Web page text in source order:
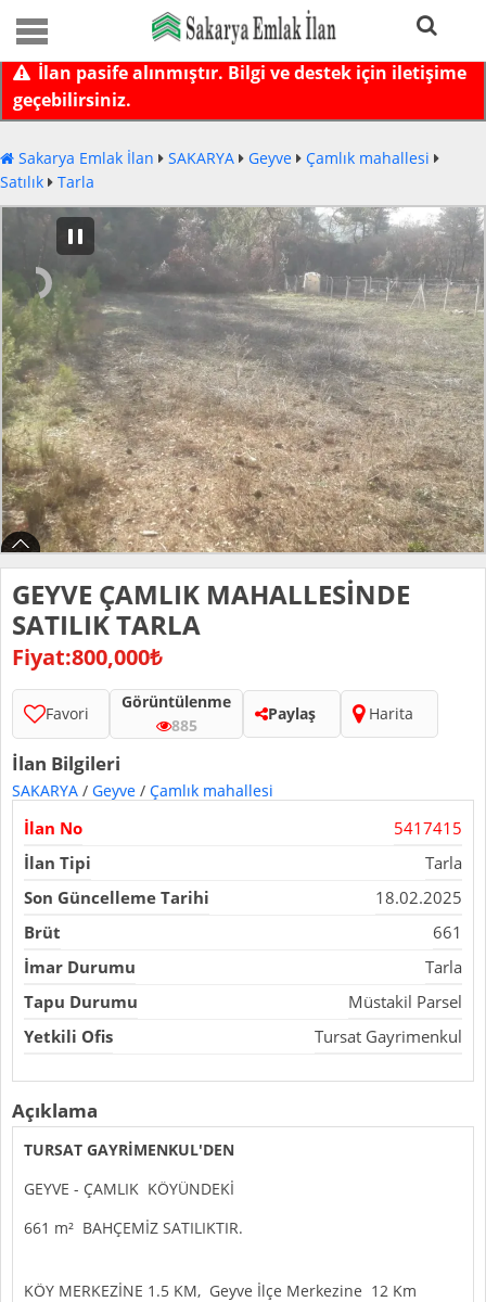
İlan pasife alınmıştır. Bilgi ve destek için iletişime
geçebilirsiniz.
Sakarya Emlak İlan SAKARYA Geyve
Çamlık mahallesi
Satılık
Tarla
GEYVE ÇAMLIK MAHALLESİNDE
SATILIK TARLA
Fiyat:800,000₺
Favori
Görüntülenme
885
Paylaş Harita
İlan Bilgileri
SAKARYA / Geyve / Çamlık mahallesi
İlan No
5417415
İlan Tipi
Tarla
Son Güncelleme Tarihi
18.02.2025
Brüt
661
İmar Durumu
Tarla
Tapu Durumu
Müstakil Parsel
Yetkili Ofis
Tursat Gayrimenkul
Açıklama
TURSAT GAYRİMENKUL'DEN
GEYVE - ÇAMLIK KÖYÜNDEKİ
661 m² BAHÇEMİZ SATILIKTIR.
KÖY MERKEZİNE 1.5 KM, Geyve İlçe Merkezine 12 Km